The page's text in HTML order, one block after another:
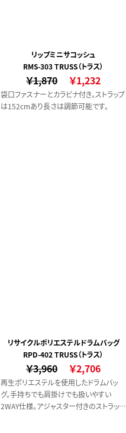
リップミニサコッシュ
RMS-303 TRUSS（トラス）
￥1,870 ￥1,232
袋口ファスナーとカラビナ付き。ストラップ
は152cmあり長さは調節可能です。
リサイクルポリエステルドラムバッグ
RPD-402 TRUSS（トラス）
￥3,960 ￥2,706
再生ポリエステルを使用したドラムバッ
グ。手持ちでも肩掛けでも扱いやすい
2WAY仕様。アジャスター付きのストラップ